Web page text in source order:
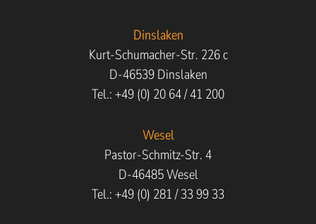
Dinslaken
Kurt-Schumacher-Str. 226 c
D-46539 Dinslaken
Tel.: +49 (0) 20 64 / 41 200
Wesel
Pastor-Schmitz-Str. 4
D-46485 Wesel
Tel.: +49 (0) 281 / 33 99 33